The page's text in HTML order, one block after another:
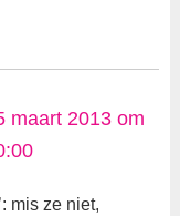
maart 2013 om
mis ze niet,